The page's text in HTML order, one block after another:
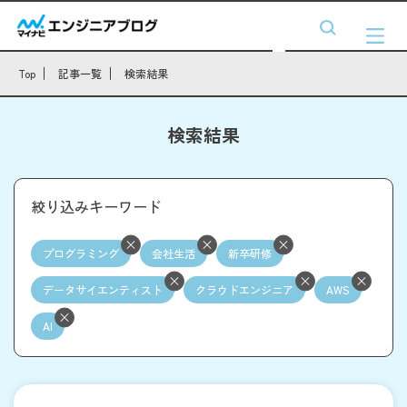
Top 記事一覧 検索結果
検索結果
絞り込みキーワード
プログラミング 会社生活 新卒研修
データサイエンティスト クラウドエンジニア AWS
AI